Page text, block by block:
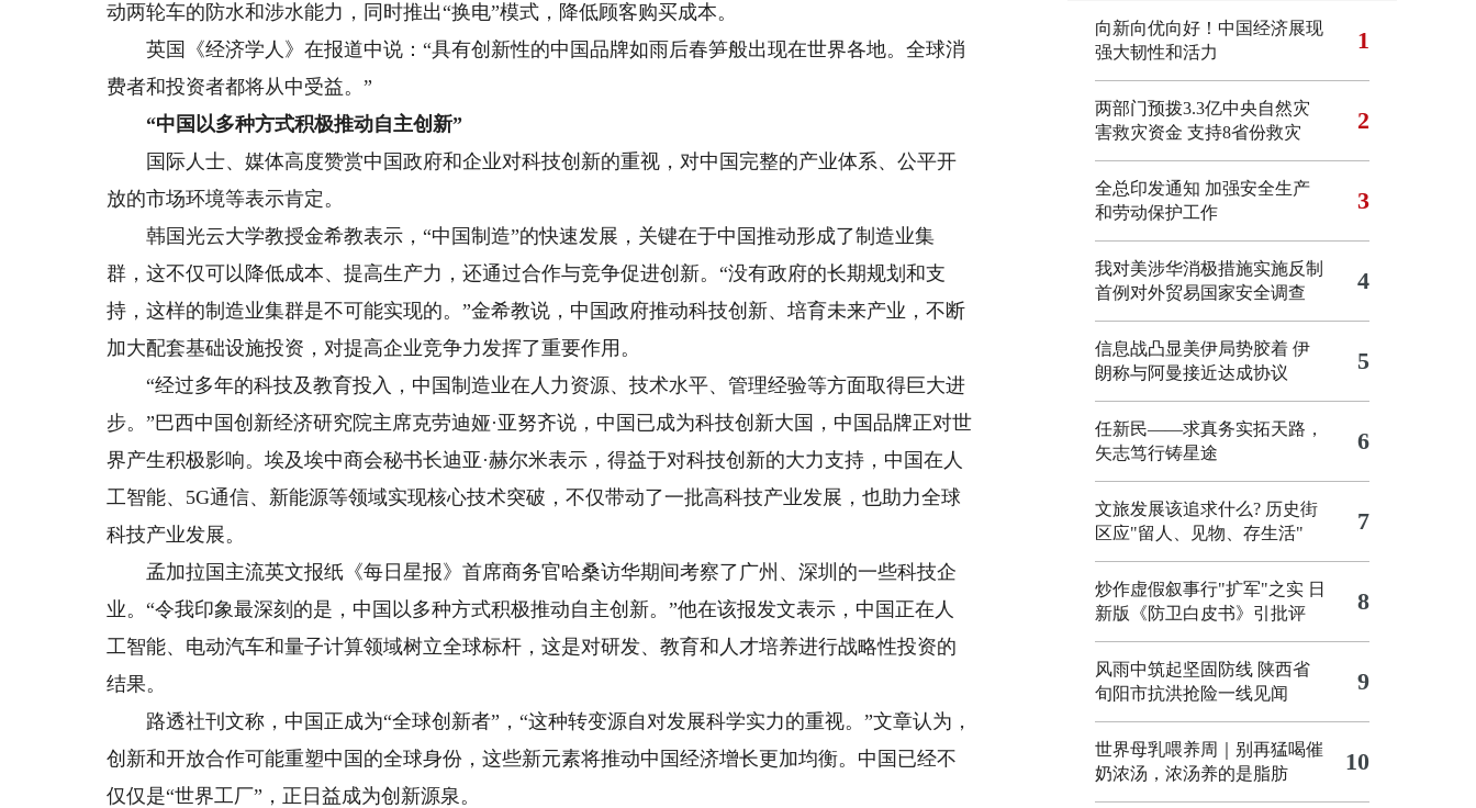
动两轮车的防水和涉水能力，同时推出“换电”模式，降低顾客购买成本。
英国《经济学人》在报道中说：“具有创新性的中国品牌如雨后春笋般出现在世界各地。全球消
费者和投资者都将从中受益。”
“中国以多种方式积极推动自主创新”
国际人士、媒体高度赞赏中国政府和企业对科技创新的重视，对中国完整的产业体系、公平开
放的市场环境等表示肯定。
韩国光云大学教授金希教表示，“中国制造”的快速发展，关键在于中国推动形成了制造业集
群，这不仅可以降低成本、提高生产力，还通过合作与竞争促进创新。“没有政府的长期规划和支
持，这样的制造业集群是不可能实现的。”金希教说，中国政府推动科技创新、培育未来产业，不断
加大配套基础设施投资，对提高企业竞争力发挥了重要作用。
“经过多年的科技及教育投入，中国制造业在人力资源、技术水平、管理经验等方面取得巨大进
步。”巴西中国创新经济研究院主席克劳迪娅·亚努齐说，中国已成为科技创新大国，中国品牌正对世
界产生积极影响。埃及埃中商会秘书长迪亚·赫尔米表示，得益于对科技创新的大力支持，中国在人
工智能、5G通信、新能源等领域实现核心技术突破，不仅带动了一批高科技产业发展，也助力全球
科技产业发展。
孟加拉国主流英文报纸《每日星报》首席商务官哈桑访华期间考察了广州、深圳的一些科技企
业。“令我印象最深刻的是，中国以多种方式积极推动自主创新。”他在该报发文表示，中国正在人
工智能、电动汽车和量子计算领域树立全球标杆，这是对研发、教育和人才培养进行战略性投资的
结果。
路透社刊文称，中国正成为“全球创新者”，“这种转变源自对发展科学实力的重视。”文章认为，
创新和开放合作可能重塑中国的全球身份，这些新元素将推动中国经济增长更加均衡。中国已经不
仅仅是“世界工厂”，正日益成为创新源泉。
向新向优向好！中国经济展现
强大韧性和活力
1
两部门预拨3.3亿中央自然灾
害救灾资金 支持8省份救灾
2
全总印发通知 加强安全生产
和劳动保护工作
3
我对美涉华消极措施实施反制
首例对外贸易国家安全调查
4
信息战凸显美伊局势胶着 伊
朗称与阿曼接近达成协议
5
任新民——求真务实拓天路，
矢志笃行铸星途
6
文旅发展该追求什么? 历史街
区应"留人、见物、存生活"
7
炒作虚假叙事行"扩军"之实 日
新版《防卫白皮书》引批评
8
风雨中筑起坚固防线 陕西省
旬阳市抗洪抢险一线见闻
9
世界母乳喂养周｜别再猛喝催
奶浓汤，浓汤养的是脂肪
10